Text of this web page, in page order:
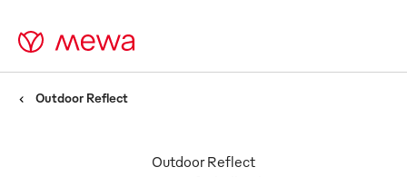
Outdoor Reflect
Outdoor Reflect